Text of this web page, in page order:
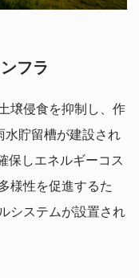
フラ
壌侵食を抑制し、作
水貯留槽が建設され
保しエネルギーコス
様性を促進するた
システムが設置され